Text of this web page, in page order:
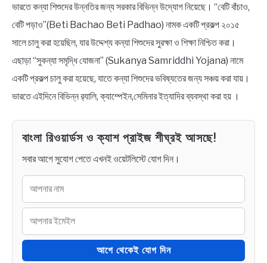
ভারতে কন্যা শিশুদের উন্নতির জন্য সরকার বিভিন্ন উদ্যোগ নিয়েছে। “বেটি বাঁচাও,
বেটি পড়াও”(Beti Bachao Beti Padhao) নামক একটি প্রকল্প ২০১৫
সালে চালু করা হয়েছিল, যার উদ্দেশ্য কন্যা শিশুদের সুরক্ষা ও শিক্ষা নিশ্চিত করা।
এছাড়া “সুকন্যা সমৃদ্ধি যোজনা” (Sukanya Samriddhi Yojana) নামে
একটি প্রকল্প চালু করা হয়েছে, যাতে কন্যা শিশুদের ভবিষ্যতের জন্য সঞ্চয় করা যায়।
ভারতে এইদিনে বিভিন্ন র‍্যালি, ক্যাম্পেইন,সেমিনার ইত্যাদির ব্যবস্থা করা হয় ।
বাংলা রিওয়ার্ডস ও ক্যাশ প্রাইজ শীঘ্রই আসছে!
সবার আগে সুযোগ পেতে এখনই ওয়েটলিস্টে যোগ দিন।
আগে থেকেই যোগ দিন